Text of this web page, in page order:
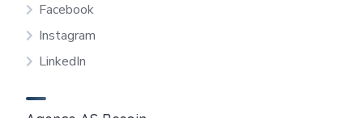
Facebook
Instagram
LinkedIn